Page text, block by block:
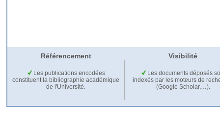
Référencement Visibilité
Les publications encodées
constituent la bibliographie académique
de l'Université.
Les documents déposés
indexés par les moteurs de
(Google Scholar,…).